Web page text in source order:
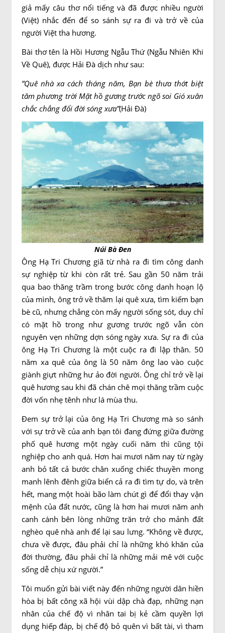
giả mấy câu thơ nổi tiếng và đã được nhiều người
(Việt) nhắc đến để so sánh sự ra đi và trở về của
người Việt tha hương.
Bài thơ tên là Hồi Hương Ngẫu Thứ (Ngẫu Nhiên Khi
Về Quê), được Hải Đà dịch như sau:
”Quê nhà xa cách tháng năm, Bạn bè thưa thớt biệt
tăm phương trời Mặt hồ gương trước ngõ soi Gió xuân
chắc chẳng đổi đời sóng xưa”(Hải Đà)
Núi Bà Đen
Ông Hạ Tri Chương giã từ nhà ra đi tìm công danh
sự nghiệp từ khi còn rất trẻ. Sau gần 50 năm trải
qua bao thăng trầm trong bước công danh hoạn lộ
của mình, ông trở về thăm lại quê xưa, tìm kiếm bạn
bè cũ, nhưng chẳng còn mấy người sống sót, duy chỉ
có mặt hồ trong như gương trước ngõ vẫn còn
nguyên vẹn những dợn sóng ngày xưa. Sự ra đi của
ông Hạ Tri Chương là một cuộc ra đi lập thân. 50
năm xa quê của ông là 50 năm ông lao vào cuộc
giành giựt những hư ảo đời người. Ông chỉ trở về lại
quê hương sau khi đã chán chê mọi thăng trầm cuộc
đời vốn nhẹ tênh như lá mùa thu.
Đem sự trở lại của ông Hạ Tri Chương mà so sánh
với sự trở về của anh bạn tôi đang đứng giữa đường
phố quê hương một ngày cuối năm thì cũng tội
nghiệp cho anh quá. Hơn hai mươi năm nay từ ngày
anh bỏ tất cả bước chân xuống chiếc thuyền mong
manh lênh đênh giữa biển cả ra đi tìm tự do, và trên
hết, mang một hoài bão làm chút gì để đổi thay vận
mệnh của đất nước, cũng là hơn hai mươi năm anh
canh cánh bên lòng những trăn trở cho mảnh đất
nghèo quê nhà anh để lại sau lưng. “Không về được,
chưa về được, đâu phải chỉ là những khó khăn của
đời thường, đâu phải chỉ là những mải mê với cuộc
sống dễ chịu xứ người.”
Tôi muốn gửi bài viết này đến những người dân hiền
hòa bị bất công xã hội vùi dập chà đạp, những nạn
nhân của chế độ vì nhân tai bị kẻ cầm quyền lợi
dụng hiếp đáp, bị chế độ bỏ quên vì bất tài, vì tham